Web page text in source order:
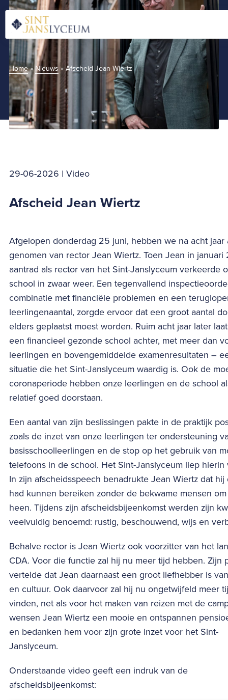
Naar
hoofdinhoud
Home
Home»Nieuws » Afscheid Jean Wiertz
29-06-2026 | Video
Afscheid Jean Wiertz
Afgelopen donderdag 25 juni, hebben we na acht jaar
genomen van rector Jean Wiertz. Toen Jean in januari
aantrad als rector van het Sint-Janslyceum verkeerde
school in zwaar weer. Een tegenvallend
combinatie met financiële problemen en een
leerlingenaantal, zorgde ervoor dat een groot aantal
elders geplaatst moest worden. Ruim acht jaar later
een financieel gezonde school achter, met meer dan
leerlingen en bovengemiddelde examenresultaten –
situatie die het Sint-Janslyceum waardig is. Ook de
coronaperiode hebben onze leerlingen en de school
relatief goed doorstaan.
Een aantal van zijn beslissingen pakte in de praktijk
zoals de inzet van onze leerlingen ter ondersteuning
basisschoolleerlingen en de stop op het gebruik van
telefoons in de school. Het Sint-Janslyceum liep hierin
In zijn afscheidsspeech benadrukte Jean Wiertz dat hij
had kunnen bereiken zonder de bekwame mensen
heen. Tijdens zijn afscheidsbijeenkomst werden zijn
veelvuldig benoemd: rustig, beschouwend, wijs en
Behalve rector is Jean Wiertz ook voorzitter van het
CDA. Voor die functie zal hij nu meer tijd hebben. Zijn
vertelde dat Jean daarnaast een groot liefhebber is
en cultuur. Ook daarvoor zal hij nu ongetwijfeld meer
vinden, net als voor het maken van reizen met de
wensen Jean Wiertz een mooie en ontspannen
en bedanken hem voor zijn grote inzet voor het Sint-
Janslyceum.
Onderstaande video geeft een indruk van de
afscheidsbijeenkomst: